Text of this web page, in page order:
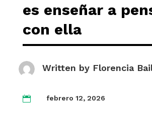
es enseñar a
con ella
Written by Florencia
 febrero 12, 2026